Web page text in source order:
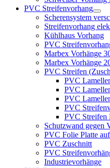
PVC Streifenvorhang
Scherensystem
Streifenvorhang
Kühlhaus Vorhang
PVC
Marbex Vorhänge
Marbex Vorhänge
PVC Streifen
PVC
PVC
PVC
PVC
PVC Streifen
Schutzwand gegen
PVC Folie Platte
PVC Zuschnitt
PVC
Industrievorhänge